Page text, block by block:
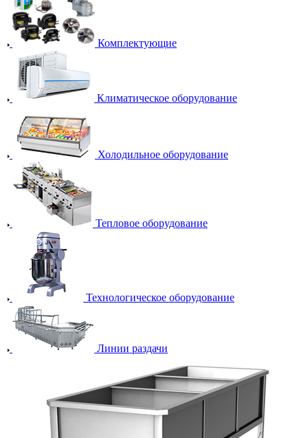
Комплектующие
Климатическое оборудование
Холодильное оборудование
Тепловое оборудование
Технологическое оборудование
Линии раздачи